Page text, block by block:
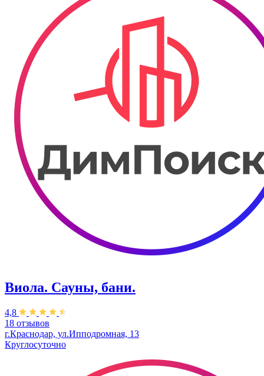
Виола. Сауны, бани.
4,8
18 отзывов
г.Краснодар, ул.Ипподромная, 13
Круглосуточно